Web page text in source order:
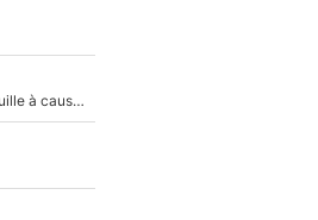
«Détester à vie», Stéphane Guy dans une embrouille à cause du PSG !